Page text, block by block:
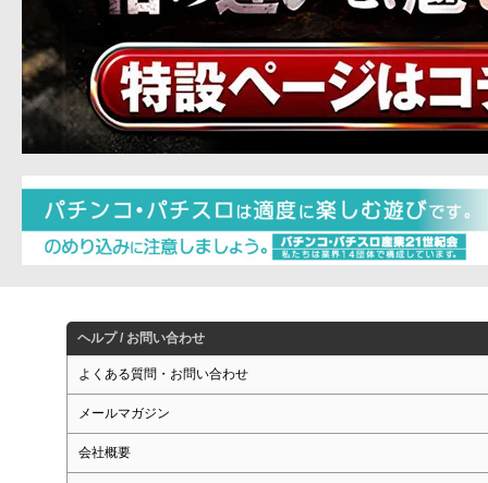
ヘルプ / お問い合わせ
よくある質問・お問い合わせ
メールマガジン
会社概要